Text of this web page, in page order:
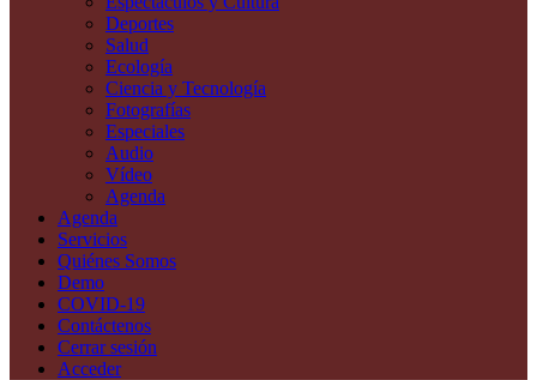
Deportes
Salud
Ecología
Ciencia y Tecnología
Fotografías
Especiales
Audio
Vídeo
Agenda
Agenda
Servicios
Quiénes Somos
Demo
COVID-19
Contáctenos
Cerrar sesión
Acceder